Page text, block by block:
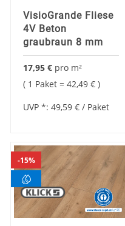
VisioGrande Fliese
4V Beton
graubraun 8 mm
17,95 € pro m²
1 Paket = 42,49 €
UVP *: 49,59 € / Paket
15%